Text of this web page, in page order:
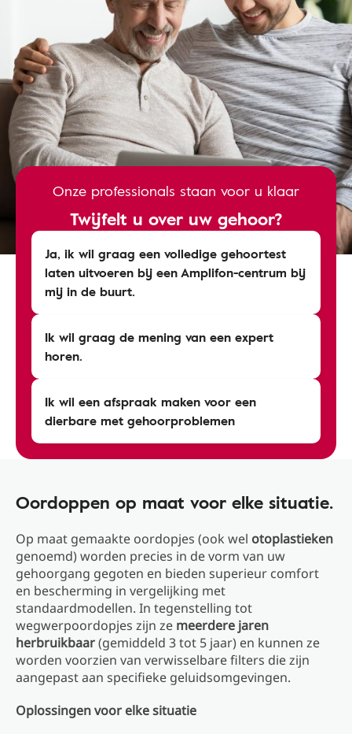
Onze professionals staan voor u klaar
Twijfelt u over uw gehoor?
Ja, ik wil graag een volledige gehoortest
laten uitvoeren bij een Amplifon-centrum bij
mij in de buurt.
Ik wil graag de mening van een expert
horen.
Ik wil een afspraak maken voor een
dierbare met gehoorproblemen
Oordoppen op maat voor elke situatie.
Op maat gemaakte oordopjes (ook wel otoplastieken
genoemd) worden precies in de vorm van uw
gehoorgang gegoten en bieden superieur comfort
en bescherming in vergelijking met
standaardmodellen. In tegenstelling tot
wegwerpoordopjes zijn ze meerdere jaren
herbruikbaar(gemiddeld 3 tot 5 jaar) en kunnen ze
worden voorzien van verwisselbare filters die zijn
aangepast aan specifieke geluidsomgevingen.
Oplossingen voor elke situatie